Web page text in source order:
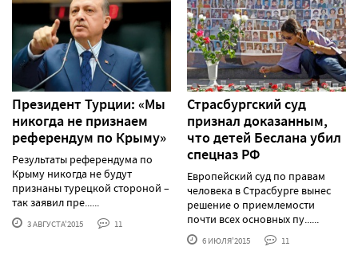
Президент Турции: «Мы
никогда не признаем
референдум по Крыму»
Результаты референдума по
Крыму никогда не будут
признаны турецкой стороной –
так заявил пре......
3 АВГУСТА'2015 11
Страсбургский суд
признал доказанным,
что детей Беслана убил
спецназ РФ
Европейский суд по правам
человека в Страсбурге вынес
решение о приемлемости
почти всех основных пу......
6 ИЮЛЯ'2015 11